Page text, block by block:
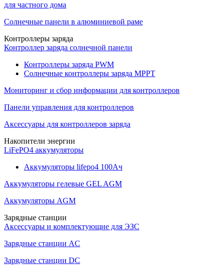
для частного дома
Солнечные панели в алюминиевой раме
Контроллеры заряда
Контроллер заряда солнечной панели
Контроллеры заряда PWM
Солнечные контроллеры заряда MPPT
Мониторинг и сбор информации для контроллеров
Панели управления для контроллеров
Аксессуары для контроллеров заряда
Накопители энергии
LiFePO4 аккумуляторы
Аккумуляторы lifepo4 100Ач
Аккумуляторы гелевые GEL AGM
Аккумуляторы AGM
Зарядные станции
Аксессуары и комплектующие для ЭЗС
Зарядные станции AC
Зарядные станции DC